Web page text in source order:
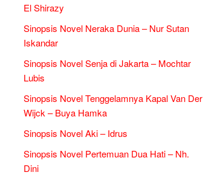
El Shirazy
Sinopsis Novel Neraka Dunia – Nur Sutan
Iskandar
Sinopsis Novel Senja di Jakarta – Mochtar
Lubis
Sinopsis Novel Tenggelamnya Kapal Van Der
Wijck – Buya Hamka
Sinopsis Novel Aki – Idrus
Sinopsis Novel Pertemuan Dua Hati – Nh.
Dini